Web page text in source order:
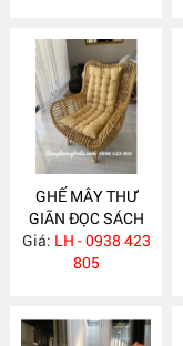
GHẾ MÂY THƯ
GIÃN ĐỌC SÁCH
BẰNG MÂY
MA816
Giá: LH - 0938 423
805